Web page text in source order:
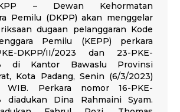
– Dewan Kehormatan
Pemilu (DKPP) akan menggelar
dugaan pelanggaran Kode
Pemilu (KEPP) perkara
DKPP/II/2023 dan 23-PKE-
di Kantor Bawaslu Provinsi
Kota Padang, Senin (6/3/2023)
WIB. Perkara nomor 16-PKE-
diadukan Dina Rahmaini Syam.